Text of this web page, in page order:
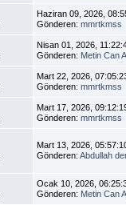
Haziran 09, 2026,
Gönderen:mmrtkmss
Nisan 01, 2026,
Gönderen: Metin Can
Mart 22, 2026,
Gönderen:mmrtkmss
Mart 17, 2026,
Gönderen:mmrtkmss
Mart 13, 2026,
Gönderen:Abdullah
Ocak 10, 2026,
Gönderen: Metin Can